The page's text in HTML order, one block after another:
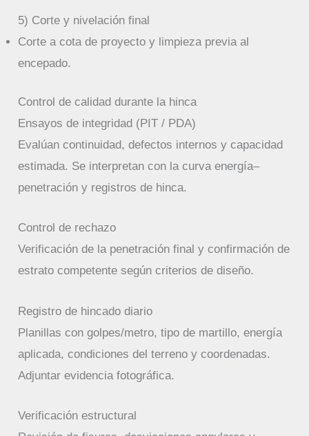
5) Corte y nivelación final
Corte a cota de proyecto y limpieza previa al
encepado.
Control de calidad durante la hinca
Ensayos de integridad (PIT / PDA)
Evalúan continuidad, defectos internos y capacidad
estimada. Se interpretan con la curva energía–
penetración y registros de hinca.
Control de rechazo
Verificación de la penetración final y confirmación de
estrato competente según criterios de diseño.
Registro de hincado diario
Planillas con golpes/metro, tipo de martillo, energía
aplicada, condiciones del terreno y coordenadas.
Adjuntar evidencia fotográfica.
Verificación estructural